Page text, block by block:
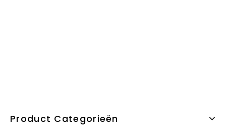
Product Categorieën